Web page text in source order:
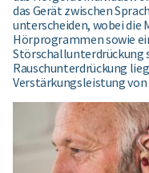
das Gerät zwischen
unterscheiden, wobei die
Hörprogrammen sowie
Störschallunterdrückung
Rauschunterdrückung
Verstärkungsleistung von